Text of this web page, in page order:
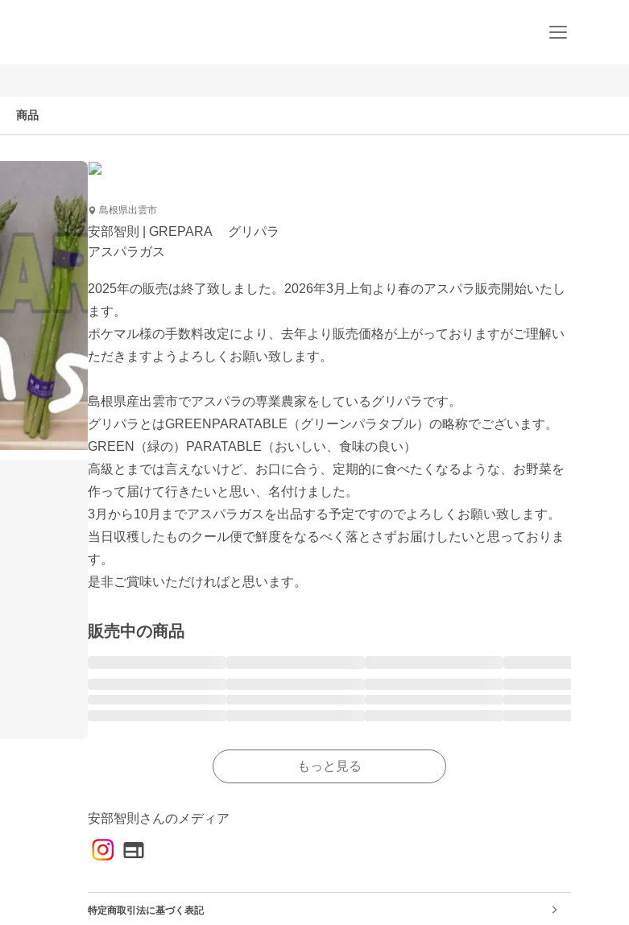
商品
島根県出雲市
安部智則 | GREPARA グリパラ
アスパラガス
2025年の販売は終了致しました。2026年3月上旬より春のアスパラ販売開始いたし
ます。
ポケマル様の手数料改定により、去年より販売価格が上がっておりますがご理解い
ただきますようよろしくお願い致します。
島根県産出雲市でアスパラの専業農家をしているグリパラです。
グリパラとはGREENPARATABLE（グリーンパラタブル）の略称でございます。
GREEN（緑の）PARATABLE（おいしい、食味の良い）
高級とまでは言えないけど、お口に合う、定期的に食べたくなるような、お野菜を
作って届けて行きたいと思い、名付けました。
3月から10月までアスパラガスを出品する予定ですのでよろしくお願い致します。
当日収穫したものクール便で鮮度をなるべく落とさずお届けしたいと思っておりま
す。
販売中の商品
もっと見る
安部智則さんのメディア
特定商取引法に基づく表記